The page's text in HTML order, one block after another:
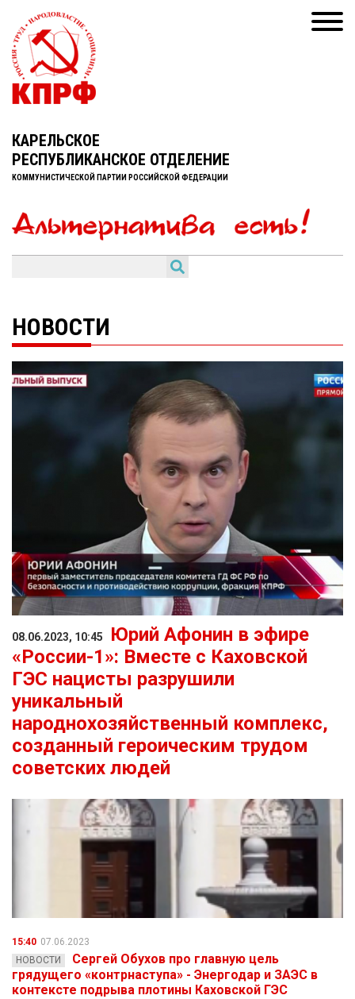
КАРЕЛЬСКОЕ
РЕСПУБЛИКАНСКОЕ ОТДЕЛЕНИЕ
КОММУНИСТИЧЕСКОЙ ПАРТИИ РОССИЙСКОЙ ФЕДЕРАЦИИ
НОВОСТИ
08.06.2023, 10:45
Юрий Афонин в эфире
«России-1»: Вместе с Каховской
ГЭС нацисты разрушили
уникальный
народнохозяйственный комплекс,
созданный героическим трудом
советских людей
15:40 07.06.2023
НОВОСТИ
Сергей Обухов про главную цель
грядущего «контрнаступа» - Энергодар и ЗАЭС в
контексте подрыва плотины Каховской ГЭС